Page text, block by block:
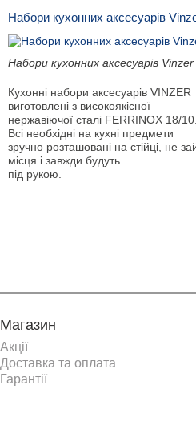
Набори кухонних аксесуарів
Набори кухонних аксесуарів Vinzer
Кухонні набори аксесуарів VINZER
виготовлені з високоякісної
нержавіючої сталі FERRINOX 18/10.
Всі необхідні на кухні предмети
зручно розташовані на стійці, не
місця і завжди будуть
під рукою.
Магазин
Акції
Доставка та оплата
Гарантії